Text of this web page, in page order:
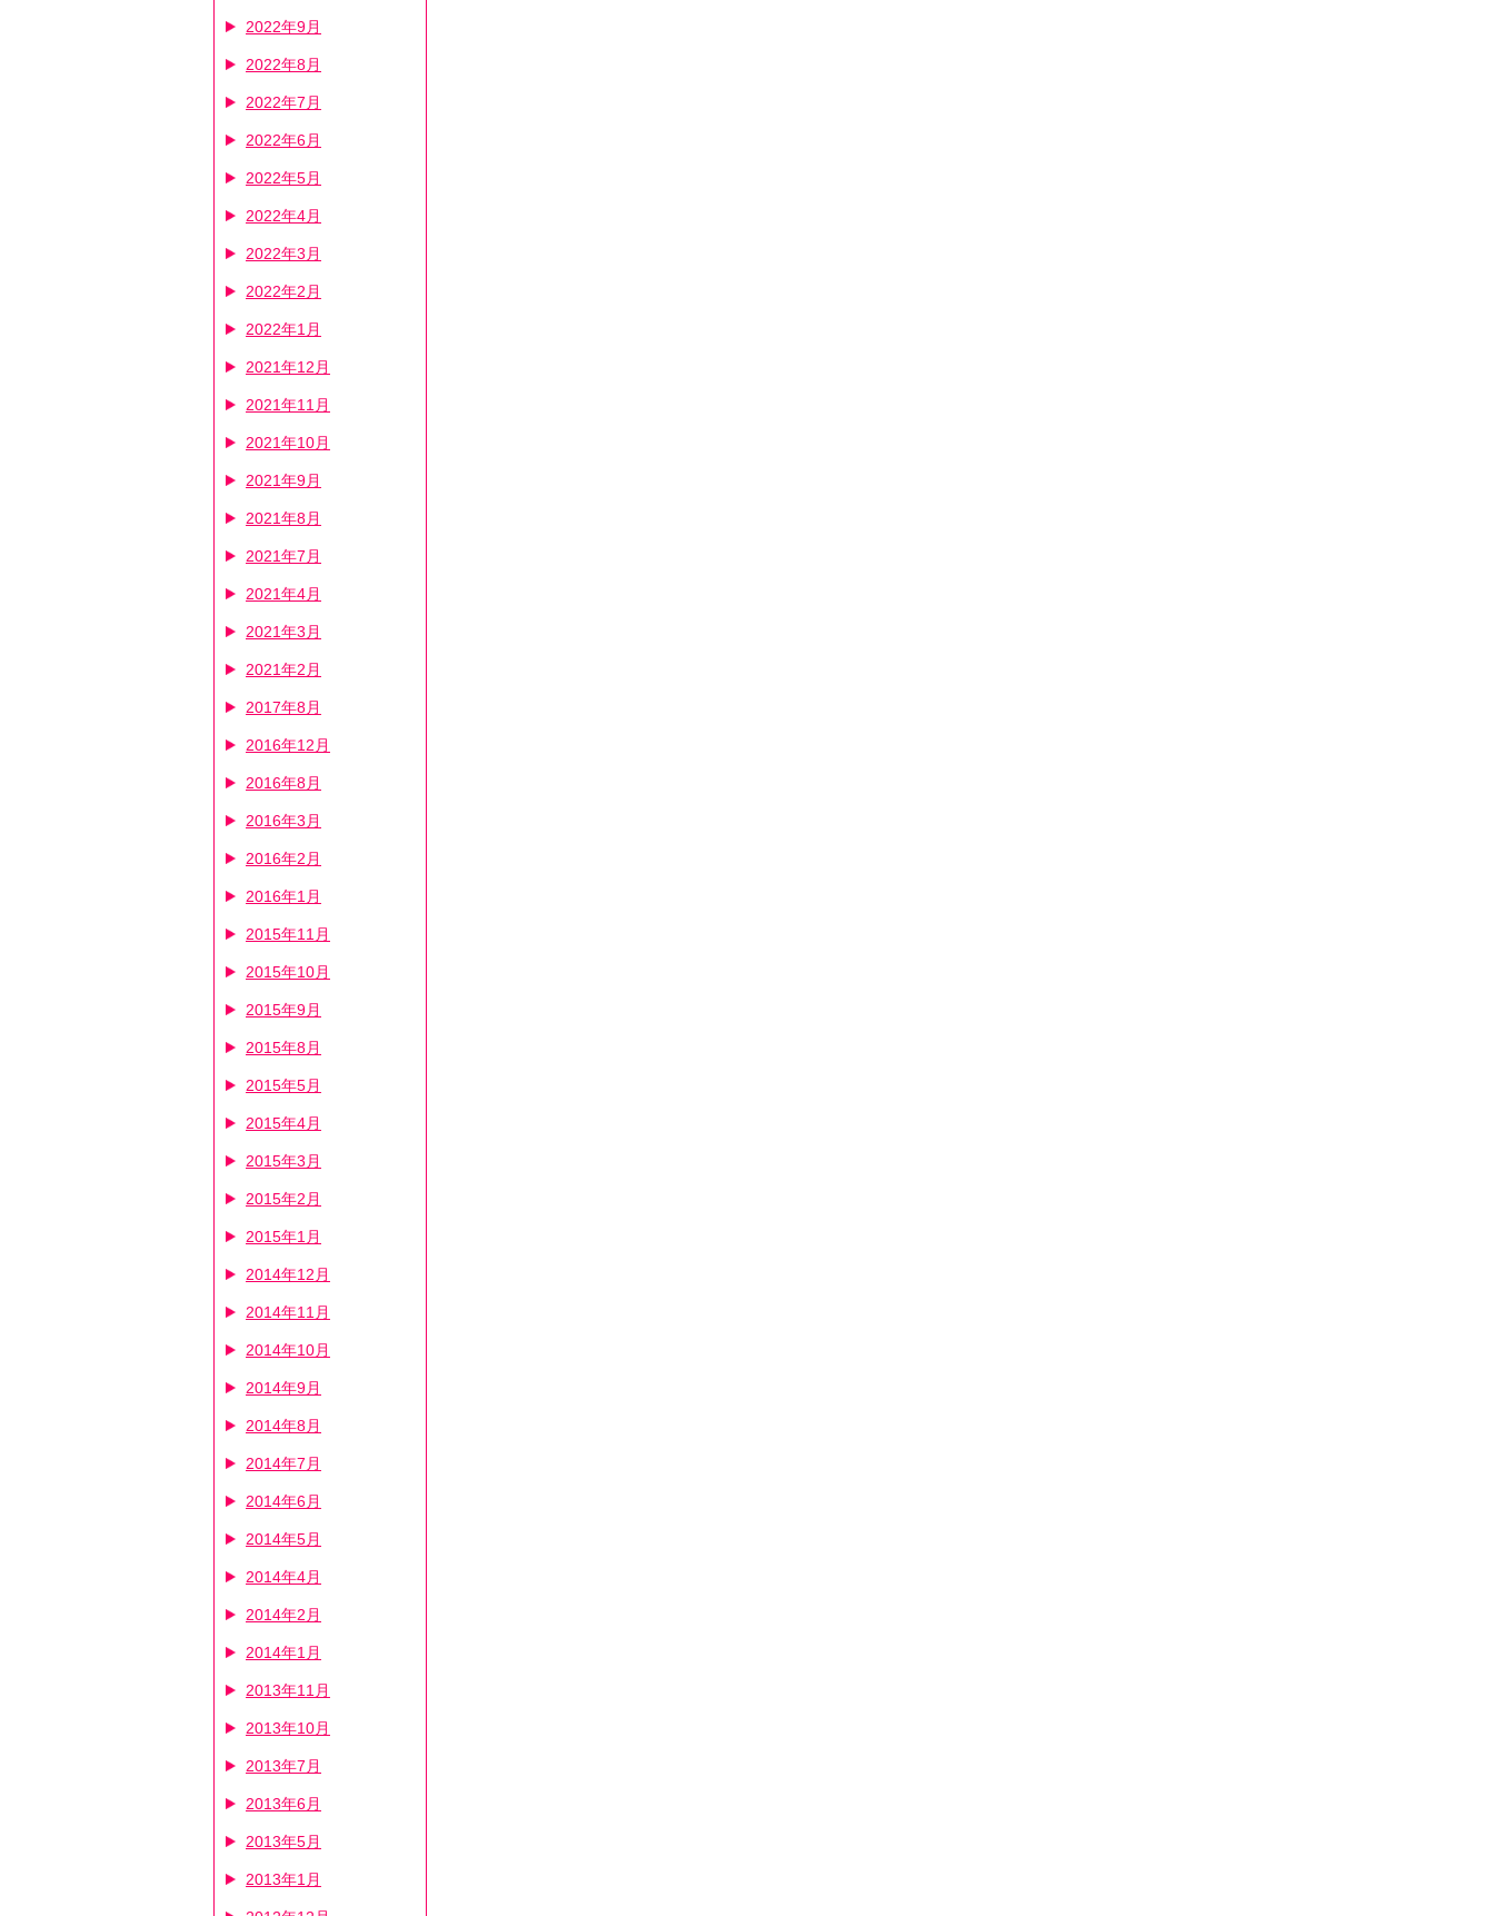
2022年9月
2022年8月
2022年7月
2022年6月
2022年5月
2022年4月
2022年3月
2022年2月
2022年1月
2021年12月
2021年11月
2021年10月
2021年9月
2021年8月
2021年7月
2021年4月
2021年3月
2021年2月
2017年8月
2016年12月
2016年8月
2016年3月
2016年2月
2016年1月
2015年11月
2015年10月
2015年9月
2015年8月
2015年5月
2015年4月
2015年3月
2015年2月
2015年1月
2014年12月
2014年11月
2014年10月
2014年9月
2014年8月
2014年7月
2014年6月
2014年5月
2014年4月
2014年2月
2014年1月
2013年11月
2013年10月
2013年7月
2013年6月
2013年5月
2013年1月